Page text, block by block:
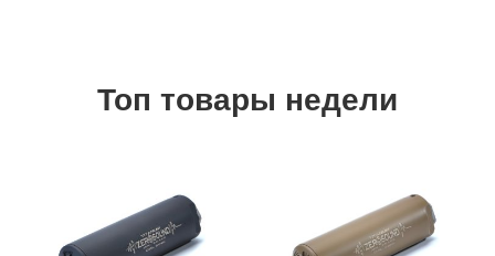
Топ товары недели